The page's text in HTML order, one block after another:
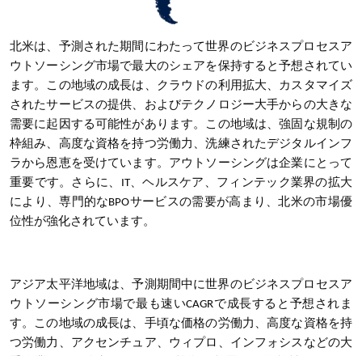
北米は、予測された期間にわたって世界のビジネスプロセスア
ウトソーシング市場で最大のシェアを保持すると予想されてい
ます。この地域の成長は、クラウドの利用拡大、カスタマイズ
されたサービスの提供、およびテクノロジー大手からの大きな
需要に起因する可能性があります。この地域は、強固な規制の
枠組み、高度な資格を持つ労働力、洗練されたデジタルインフ
ラから恩恵を受けています。アウトソーシングは企業にとって
重要です。さらに、IT、ヘルスケア、フィンテック業界の拡大
により、専門的なBPOサービスの需要が高まり、北米の市場優
位性が強化されています。
アジア太平洋地域は、予測期間中に世界のビジネスプロセスア
ウトソーシング市場で最も速いCAGRで成長すると予想されま
す。この地域の成長は、手頃な価格の労働力、高度な資格を持
つ労働力、アクセンチュア、ウィプロ、インフォシスなどの大